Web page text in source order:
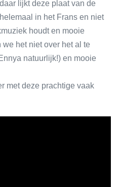
lijkt deze plaat van de
in het Frans en niet
houdt en mooie
het niet over het al te
natuurlijk!) en mooie
met deze prachtige vaak